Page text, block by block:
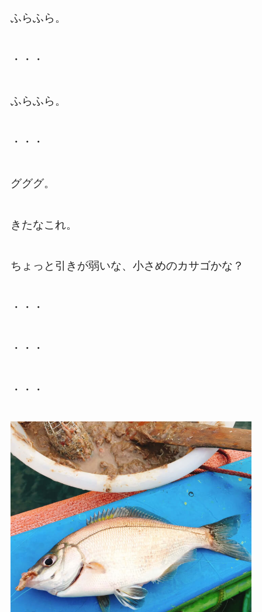
ふらふら。
・・・
ふらふら。
・・・
グググ。
きたなこれ。
ちょっと引きが弱いな、小さめのカサゴかな？
・・・
・・・
・・・